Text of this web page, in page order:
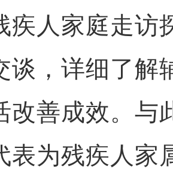
疾人家庭走访
谈，详细了解
改善成效。与
表为残疾人家